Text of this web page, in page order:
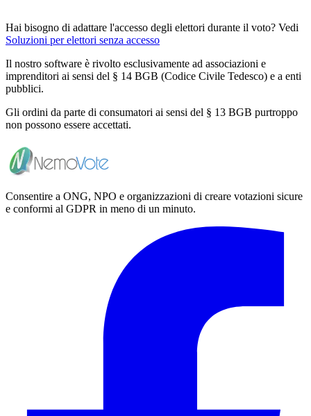
Hai bisogno di adattare l'accesso degli elettori durante il voto? Vedi
Soluzioni per elettori senza accesso
Il nostro software è rivolto esclusivamente ad associazioni e
imprenditori ai sensi del § 14 BGB (Codice Civile Tedesco) e a enti
pubblici.
Gli ordini da parte di consumatori ai sensi del § 13 BGB purtroppo
non possono essere accettati.
Consentire a ONG, NPO e organizzazioni di creare votazioni sicure
e conformi al GDPR in meno di un minuto.